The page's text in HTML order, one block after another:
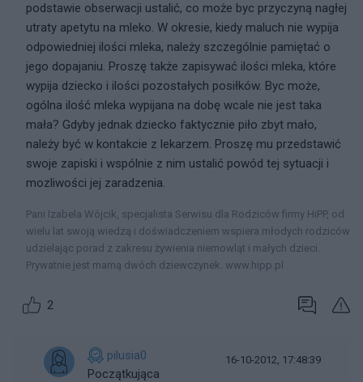
podstawie obserwacji ustalić, co może byc przyczyną nagłej
utraty apetytu na mleko. W okresie, kiedy maluch nie wypija
odpowiedniej ilości mleka, należy szczególnie pamiętać o
jego dopajaniu. Proszę także zapisywać ilości mleka, które
wypija dziecko i ilości pozostałych posiłków. Byc może,
ogólna ilość mleka wypijana na dobę wcale nie jest taka
mała? Gdyby jednak dziecko faktycznie piło zbyt mało,
należy być w kontakcie z lekarzem. Proszę mu przedstawić
swoje zapiski i wspólnie z nim ustalić powód tej sytuacji i
mozliwości jej zaradzenia.
Pani Izabela Wójcik, specjalista Serwisu dla Rodziców firmy HiPP, od
wielu lat swoją wiedzą i doświadczeniem wspiera młodych rodziców
udzielając porad z zakresu żywienia niemowląt i małych dzieci.
Prywatnie jest mamą dwóch dziewczynek. www.hipp.pl
2
pilusia0
Początkująca
16-10-2012, 17:48:39